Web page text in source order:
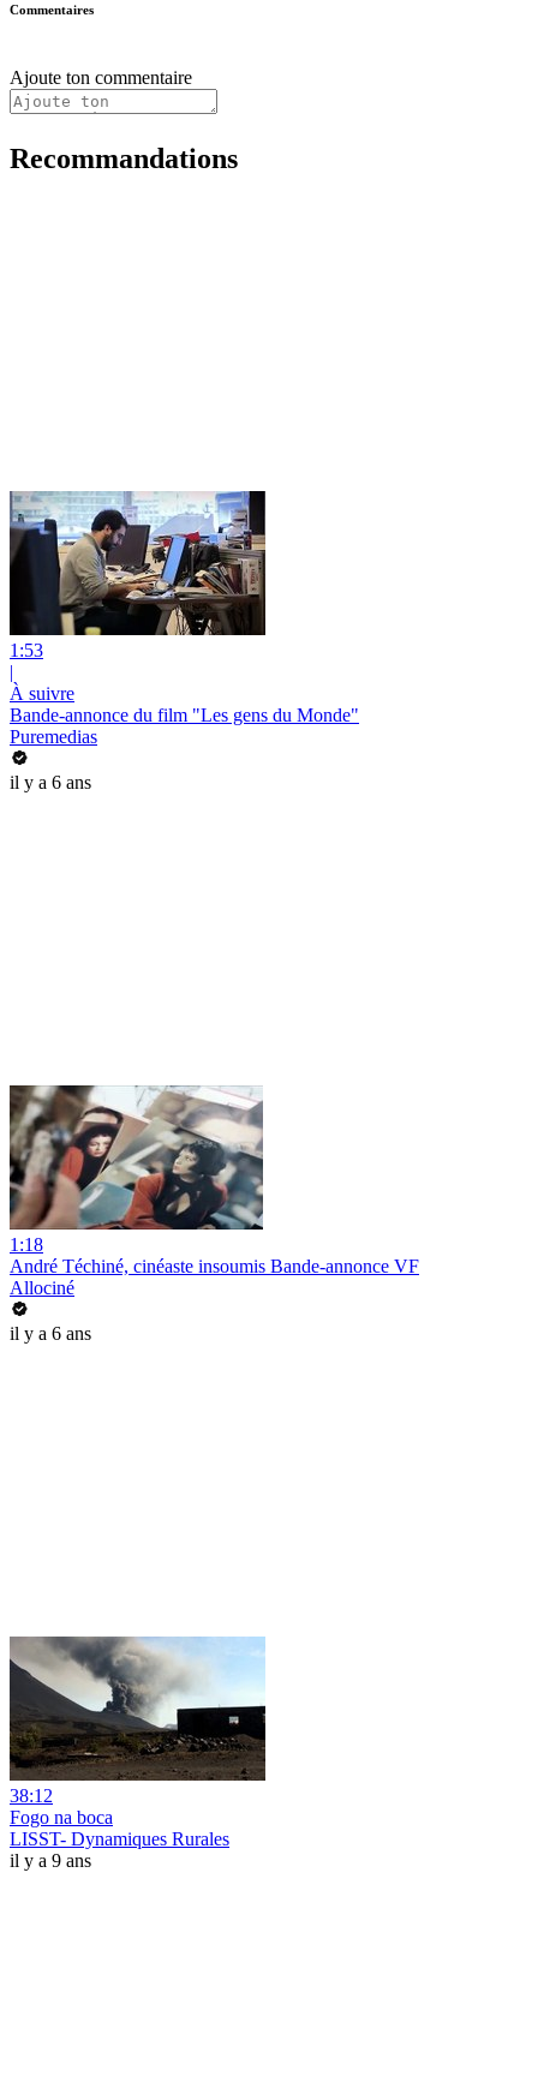
Commentaires
Ajoute ton commentaire
Recommandations
1:53
|
À suivre
Bande-annonce du film "Les gens du Monde"
Puremedias
il y a 6 ans
1:18
André Téchiné, cinéaste insoumis Bande-annonce VF
Allociné
il y a 6 ans
38:12
Fogo na boca
LISST- Dynamiques Rurales
il y a 9 ans